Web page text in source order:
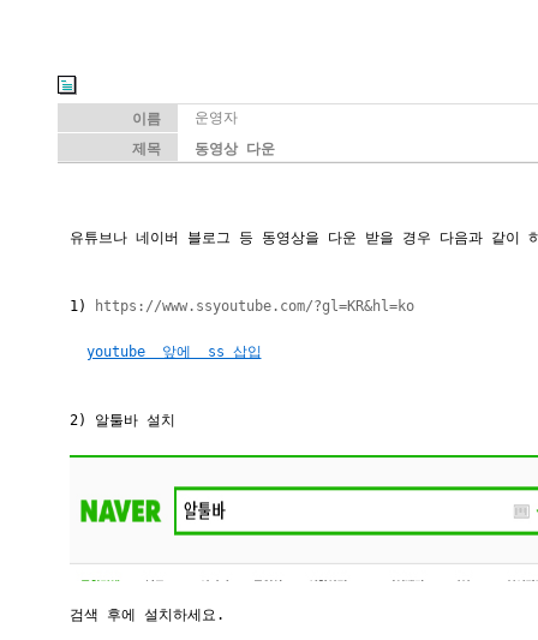
이름
운영자
제목
동영상 다운
유튜브나 네이버 블로그 등 동영상을 다운 받을 경우 다음과 같이
1) https://www.ssyoutube.com/?gl=KR&hl=ko
youtube 앞에 ss 삽입
2) 알툴바 설치
검색 후에 설치하세요.